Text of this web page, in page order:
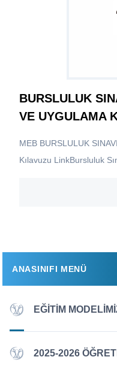
BURSLULUK
VE UYGULAMA
MEB BURSLULUK
Kılavuzu LinkBursluluk
ANASINIFI MENÜ
EĞITIM
2025-2026